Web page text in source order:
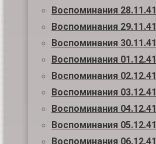
Воспоминания 28.11.41
Воспоминания 29.11.41
Воспоминания 30.11.41
Воспоминания 01.12.41
Воспоминания 02.12.41
Воспоминания 03.12.41
Воспоминания 04.12.41
Воспоминания 05.12.41
Воспоминания 06.12.41